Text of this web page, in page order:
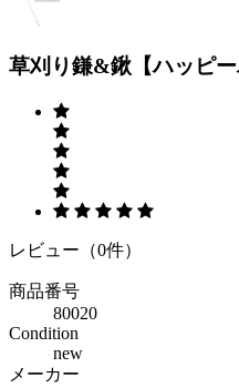
草刈り鎌&鍬【ハッピー
レビュー（0件）
商品番号
80020
Condition
new
メーカー